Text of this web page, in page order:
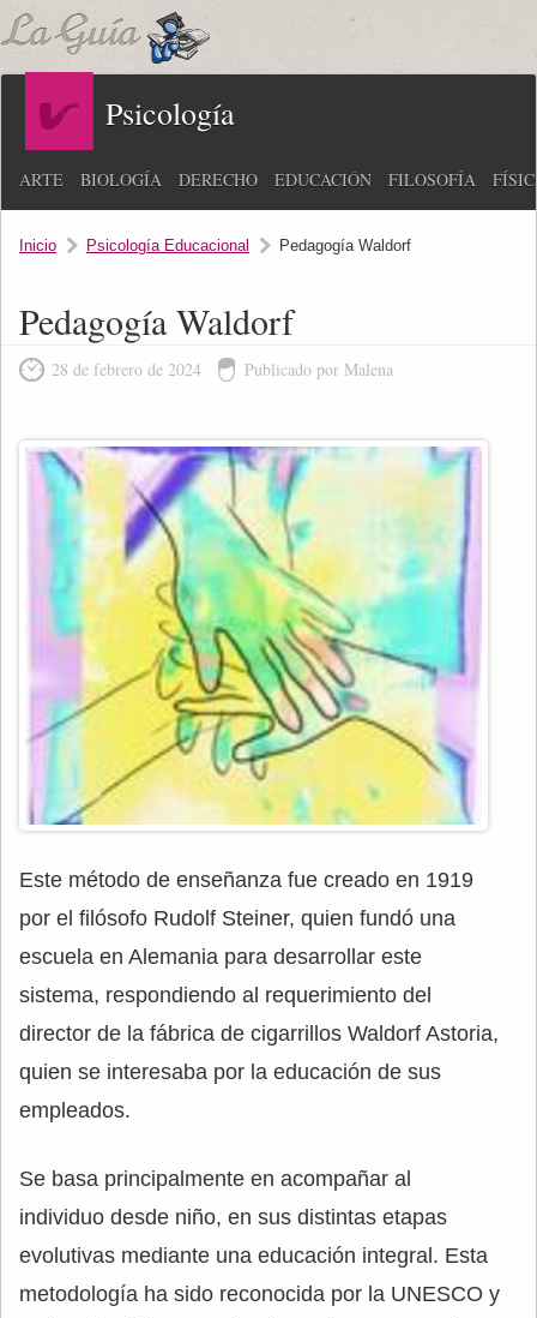
Psicología
ARTE BIOLOGÍA DERECHO EDUCACIÓN FILOSOFÍA
Inicio Psicología Educacional Pedagogía Waldorf
Pedagogía Waldorf
28 de febrero de 2024 Publicado por Malena
Este método de enseñanza fue creado en 1919
por el filósofo Rudolf Steiner, quien fundó una
escuela en Alemania para desarrollar este
sistema, respondiendo al requerimiento del
director de la fábrica de cigarrillos Waldorf Astoria,
quien se interesaba por la educación de sus
empleados.
Se basa principalmente en acompañar al
individuo desde niño, en sus distintas etapas
evolutivas mediante una educación integral. Esta
metodología ha sido reconocida por la UNESCO y